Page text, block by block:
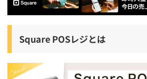
商品の​一括登録
商品の​カスタマイズ
Square POSレジとは